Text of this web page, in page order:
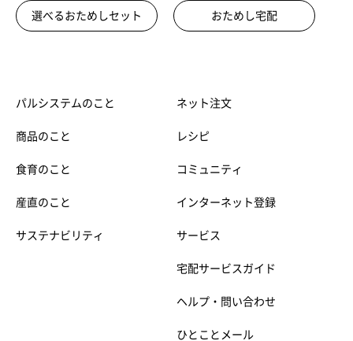
選べるおためしセット おためし宅配
パルシステムのこと
商品のこと
食育のこと
産直のこと
サステナビリティ
ネット注文
レシピ
コミュニティ
インターネット登録
サービス
宅配サービスガイド
ヘルプ・問い合わせ
ひとことメール